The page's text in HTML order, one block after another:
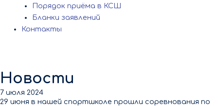
Порядок приёма в КСШ
Бланки заявлений
Контакты
Новости
7 июля 2024
29 июня в нашей спортшколе прошли соревнования по